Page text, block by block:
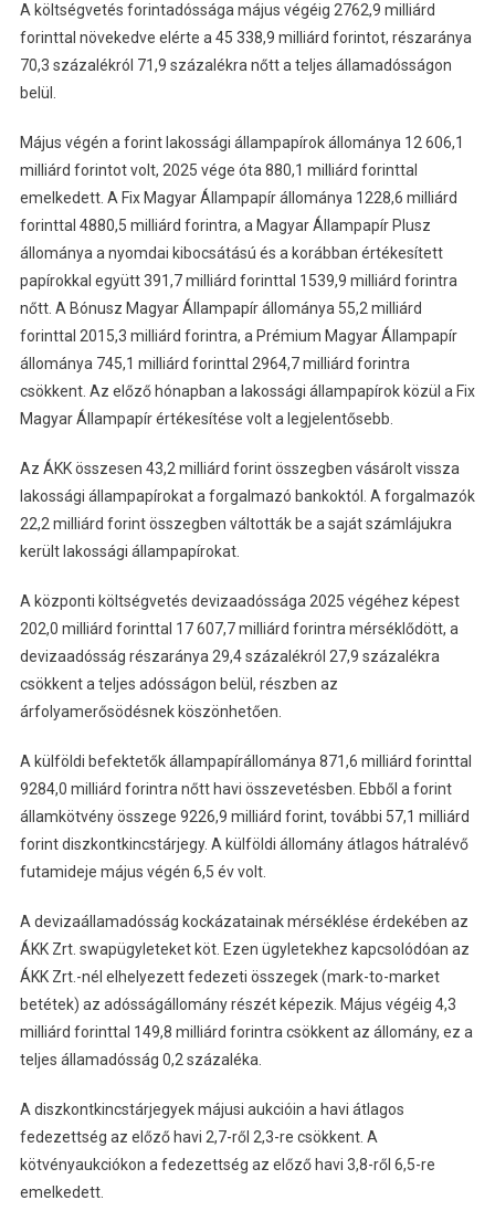
A költségvetés forintadóssága május végéig 2762,9 milliárd
forinttal növekedve elérte a 45 338,9 milliárd forintot, részaránya
70,3 százalékról 71,9 százalékra nőtt a teljes államadósságon
belül.
Május végén a forint lakossági állampapírok állománya 12 606,1
milliárd forintot volt, 2025 vége óta 880,1 milliárd forinttal
emelkedett. A Fix Magyar Állampapír állománya 1228,6 milliárd
forinttal 4880,5 milliárd forintra, a Magyar Állampapír Plusz
állománya a nyomdai kibocsátású és a korábban értékesített
papírokkal együtt 391,7 milliárd forinttal 1539,9 milliárd forintra
nőtt. A Bónusz Magyar Állampapír állománya 55,2 milliárd
forinttal 2015,3 milliárd forintra, a Prémium Magyar Állampapír
állománya 745,1 milliárd forinttal 2964,7 milliárd forintra
csökkent. Az előző hónapban a lakossági állampapírok közül a Fix
Magyar Állampapír értékesítése volt a legjelentősebb.
Az ÁKK összesen 43,2 milliárd forint összegben vásárolt vissza
lakossági állampapírokat a forgalmazó bankoktól. A forgalmazók
22,2 milliárd forint összegben váltották be a saját számlájukra
került lakossági állampapírokat.
A központi költségvetés devizaadóssága 2025 végéhez képest
202,0 milliárd forinttal 17 607,7 milliárd forintra mérséklődött, a
devizaadósság részaránya 29,4 százalékról 27,9 százalékra
csökkent a teljes adósságon belül, részben az
árfolyamerősödésnek köszönhetően.
A külföldi befektetők állampapírállománya 871,6 milliárd forinttal
9284,0 milliárd forintra nőtt havi összevetésben. Ebből a forint
államkötvény összege 9226,9 milliárd forint, további 57,1 milliárd
forint diszkontkincstárjegy. A külföldi állomány átlagos hátralévő
futamideje május végén 6,5 év volt.
A devizaállamadósság kockázatainak mérséklése érdekében az
ÁKK Zrt. swapügyleteket köt. Ezen ügyletekhez kapcsolódóan az
ÁKK Zrt.-nél elhelyezett fedezeti összegek (mark-to-market
betétek) az adósságállomány részét képezik. Május végéig 4,3
milliárd forinttal 149,8 milliárd forintra csökkent az állomány, ez a
teljes államadósság 0,2 százaléka.
A diszkontkincstárjegyek májusi aukcióin a havi átlagos
fedezettség az előző havi 2,7-ről 2,3-re csökkent. A
kötvényaukciókon a fedezettség az előző havi 3,8-ről 6,5-re
emelkedett.